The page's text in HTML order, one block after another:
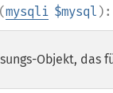
(mysqli $mysql ):
Objekt, das